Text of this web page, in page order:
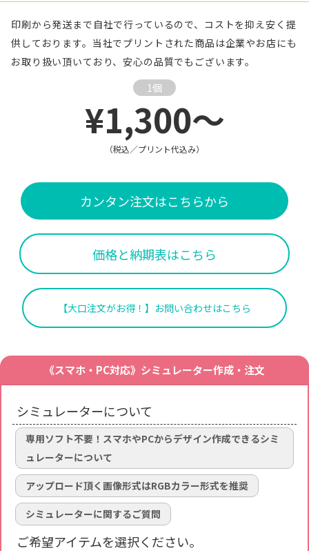
印刷から発送まで自社で行っているので、コストを抑え安く提
供しております。当社でプリントされた商品は企業やお店にも
お取り扱い頂いており、安心の品質でもございます。
1個
¥1,300～
（税込／プリント代込み）
カンタン注文はこちらから
価格と納期表はこちら
【大口注文がお得！】お問い合わせはこちら
《スマホ・PC対応》シミュレーター作成・注文
シミュレーターについて
専用ソフト不要！スマホやPCからデザイン作成できるシミ
ュレーターについて
アップロード頂く画像形式はRGBカラー形式を推奨
シミュレーターに関するご質問
ご希望アイテムを選択ください。